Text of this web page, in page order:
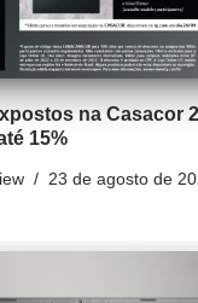
na Casacor
15%
23 de agosto de